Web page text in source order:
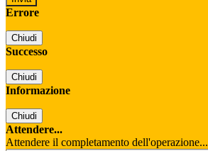
Errore
Chiudi
Successo
Chiudi
Informazione
Chiudi
Attendere...
Attendere il completamento dell'operazione...